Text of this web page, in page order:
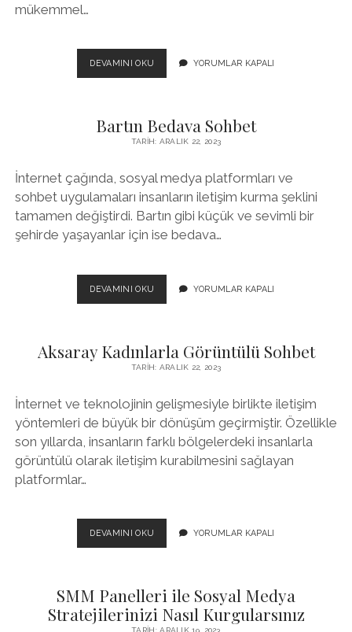
mükemmel…
DEVAMINI OKU BURSA
RASTGELE
UYGULAMASI
YORUMLAR KAPALI
Bartın Bedava Sohbet
TARIH: ARALIK 22, 2023
İnternet çağında, sosyal medya platformları ve
sohbet uygulamaları insanların iletişim kurma şeklini
tamamen değiştirdi. Bartın gibi küçük ve sevimli bir
şehirde yaşayanlar için ise bedava…
DEVAMINI OKU BARTIN
BEDAVA
YORUMLAR KAPALI
Aksaray Kadınlarla Görüntülü Sohbet
TARIH: ARALIK 22, 2023
İnternet ve teknolojinin gelişmesiyle birlikte iletişim
yöntemleri de büyük bir dönüşüm geçirmiştir. Özellikle
son yıllarda, insanların farklı bölgelerdeki insanlarla
görüntülü olarak iletişim kurabilmesini sağlayan
platformlar…
DEVAMINI OKU AKSARAY
KADINLARLA
YORUMLAR KAPALI
SMM Panelleri ile Sosyal Medya
Stratejilerinizi Nasıl Kurgularsınız
TARIH: ARALIK 19, 2023